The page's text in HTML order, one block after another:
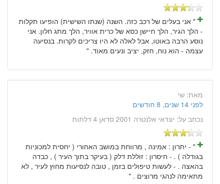
" אני בעלים של רכב כזה. השנה (שנתו השישית) הופיעו תקלות
- הלך הגיר, הלך חיישן כסא של כרית אוויר, הלך מתג חלון. אני
נוסע הרבה באוטו, אבל לאלה לא היו צריכים לקרות. בנסיעה
עצמה - הוא נוח, חזק, יציב ונעים מאוד. "
מאת: שי
לפני 14 שנים, 8 חודשים
נכתב על: יונדאי אלנטרה 2001 סדאן 4 דלתות
" - יתרון : אמינה , מרווחת במושב האחורי ( יחסית למכוניות
בגודלה ) . - חיסרון : זוללת דלק ( בעיקר בתוך העיר ) , כבדה
בהאצה . - לעשות טיפולים בזמן , טובה לנסיעות מחוץ לעיר , לא
מתאימה לנהגי מרוצים . "